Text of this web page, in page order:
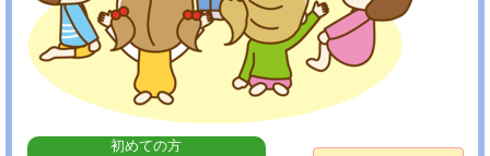
初めての方